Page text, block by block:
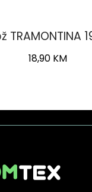
TRAMONTINA
18,90 KM